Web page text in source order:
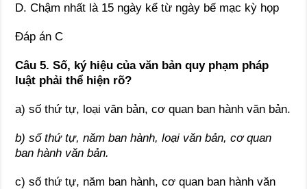
D. Chậm nhất là 15 ngày kể từ ngày bế mạc kỳ họp
Đáp án C
Câu 5. Số, ký hiệu của văn bản quy phạm pháp
luật phải thể hiện rõ?
a) số thứ tự, loại văn bản, cơ quan ban hành văn bản.
b) số thứ tự, năm ban hành, loại văn bản, cơ quan
ban hành văn bản.
c) số thứ tự, năm ban hành, cơ quan ban hành văn